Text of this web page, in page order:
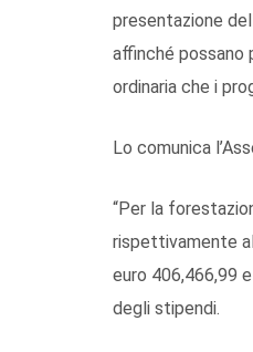
presentazione
affinché possano
ordinaria che i
Lo comunica
“Per la
rispettivamente
euro 406,466,99
degli stipendi.